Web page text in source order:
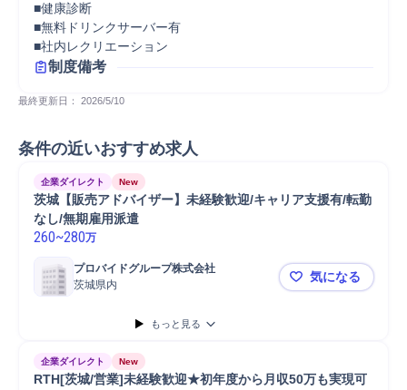
■健康診断
■無料ドリンクサーバー有
■社内レクリエーション
制度備考
最終更新日： 2026/5/10
条件の近いおすすめ求人
企業ダイレクト New
茨城【販売アドバイザー】未経験歓迎/キャリア支援有/転勤
なし/無期雇用派遣
260~280万
プロバイドグループ株式会社
茨城県内
茨城【販売
気になる
もっと見る
企業ダイレクト New
RTH[茨城/営業]未経験歓迎★初年度から月収50万も実現可